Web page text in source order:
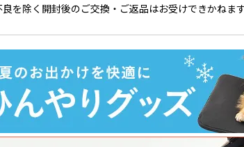
を除く開封後のご交換・ご返品はお受けできかねま